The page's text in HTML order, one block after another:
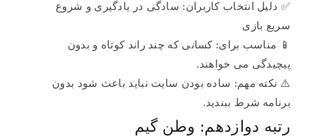
✅ دلیل انتخاب کاربران: سادگی در یادگیری و شروع
سریع بازی
📱 مناسب برای: کسانی که چند راند کوتاه و بدون
پیچیدگی می خواهند.
⚠️ نکته مهم: ساده بودن سایت نباید باعث شود بدون
برنامه شرط ببندید.
رتبه دوازدهم: وطن گیم